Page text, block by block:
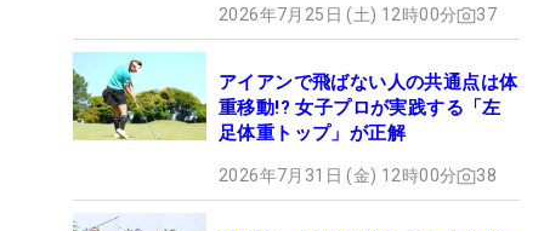
2026年7月25日 (土) 12時00分 37
アイアンで飛ばない人の共通点は体
重移動!? 女子プロが実践する「左
足体重トップ」が正解
2026年7月31日 (金) 12時00分 38